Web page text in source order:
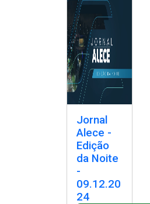
Jornal
Alece -
Edição
da Noite
-
09.12.20
24